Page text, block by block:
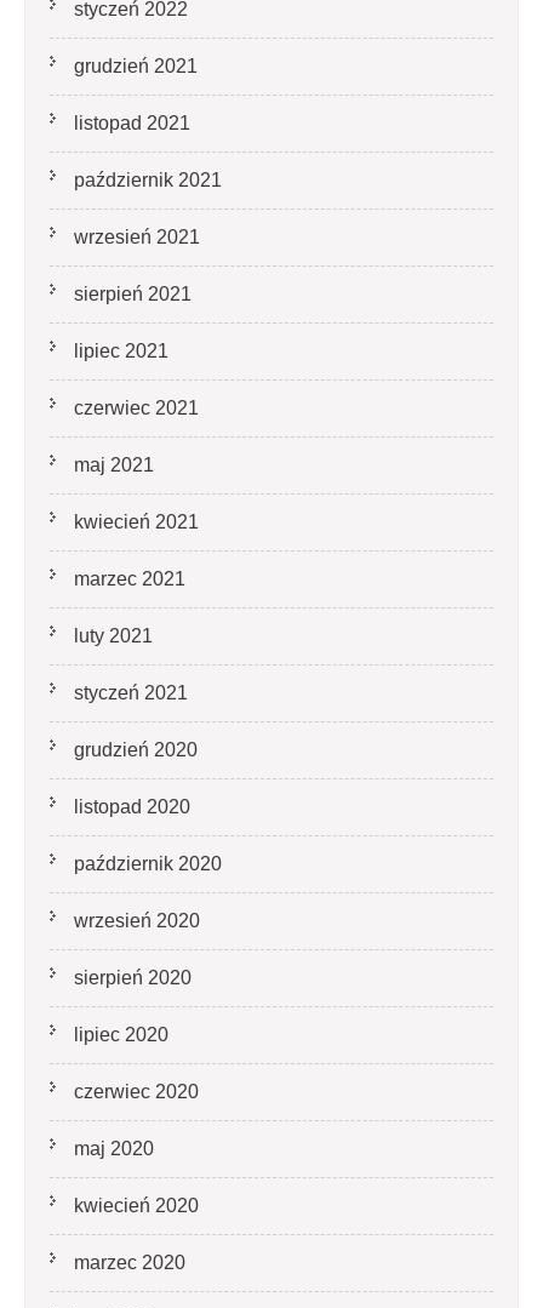
styczeń 2022
grudzień 2021
listopad 2021
październik 2021
wrzesień 2021
sierpień 2021
lipiec 2021
czerwiec 2021
maj 2021
kwiecień 2021
marzec 2021
luty 2021
styczeń 2021
grudzień 2020
listopad 2020
październik 2020
wrzesień 2020
sierpień 2020
lipiec 2020
czerwiec 2020
maj 2020
kwiecień 2020
marzec 2020